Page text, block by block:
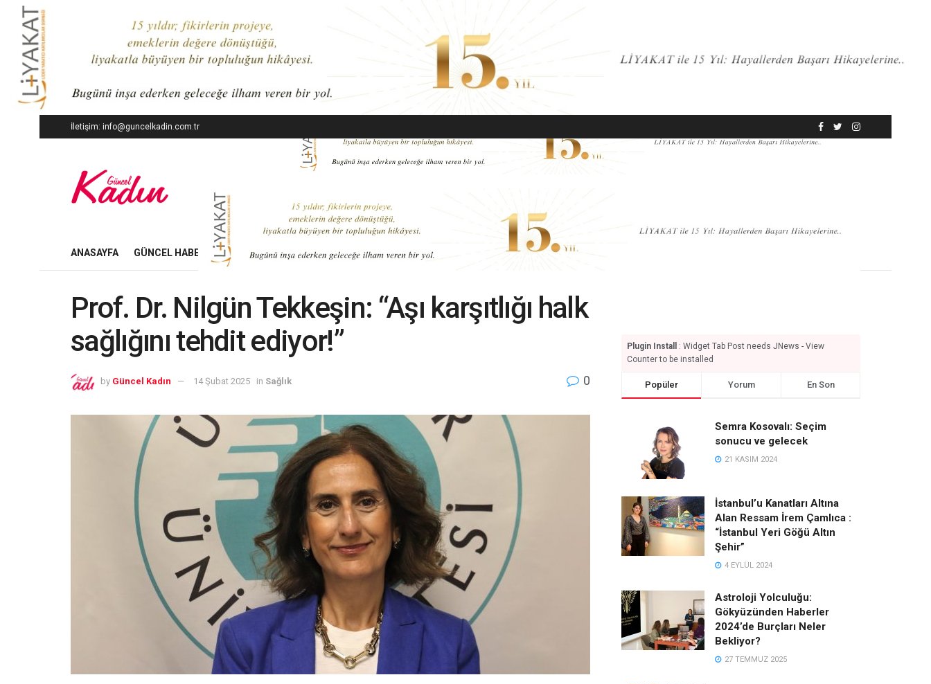
İletişim: info@guncelkadin.com.tr
ANASAYFA GÜNCEL HABERLER İŞ DÜNYASI EKONOMI MODA GÜZELLIK YAŞAM SANAT
Prof. Dr. Nilgün Tekkeşin: “Aşı karşıtlığı halk
sağlığını tehdit ediyor!”
by Güncel Kadın 14 Şubat 2025 in Sağlık 0
Plugin Install
: Widget Tab Post needs JNews - View
Counter to be installed
Popüler Yorum En Son
Semra Kosovalı: Seçim
sonucu ve gelecek
21 KASIM 2024
İstanbul’u Kanatları Altına
Alan Ressam İrem Çamlıca :
“İstanbul Yeri Göğü Altın
Şehir”
4 EYLÜL 2024
Astroloji Yolculuğu:
Gökyüzünden Haberler
2024’de Burçları Neler
Bekliyor?
27 TEMMUZ 2025